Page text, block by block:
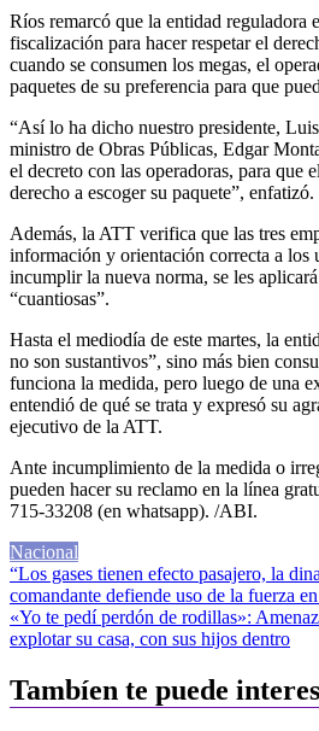
Ríos remarcó que la entidad reguladora
fiscalización para hacer respetar el
cuando se consumen los megas, el
paquetes de su preferencia para que
“Así lo ha dicho nuestro presidente,
ministro de Obras Públicas, Edgar
el decreto con las operadoras, para que
derecho a escoger su paquete”, enfatizó.
Además, la ATT verifica que las tres
información y orientación correcta a los
incumplir la nueva norma, se les
“cuantiosas”.
Hasta el mediodía de este martes, la
no son sustantivos”, sino más bien
funciona la medida, pero luego de una
entendió de qué se trata y expresó su
ejecutivo de la ATT.
Ante incumplimiento de la medida o
pueden hacer su reclamo en la línea
715-33208 (en whatsapp). /ABI.
Nacional
Navegación
de
entradas
“Los gases tienen efecto pasajero, la
comandante defiende uso de la fuerza
«Yo te pedí perdón de rodillas»:
explotar su casa, con sus hijos dentro
Tambíen te puede